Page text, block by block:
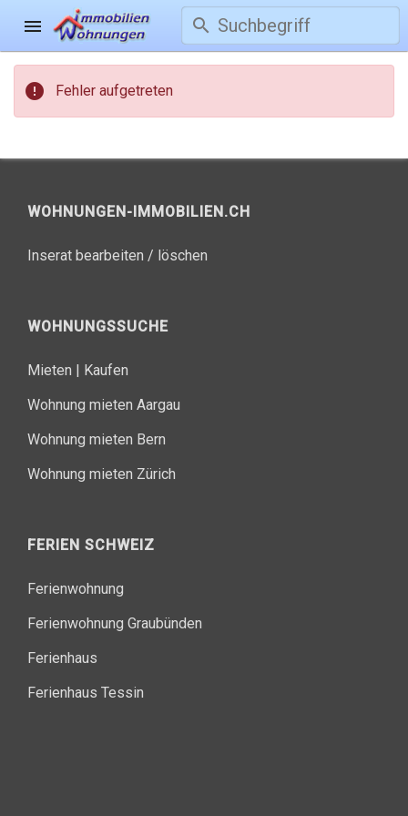
menu search
error Fehler aufgetreten
WOHNUNGEN-IMMOBILIEN.CH
Inserat bearbeiten / löschen
WOHNUNGSSUCHE
Mieten | Kaufen
Wohnung mieten Aargau
Wohnung mieten Bern
Wohnung mieten Zürich
FERIEN SCHWEIZ
Ferienwohnung
Ferienwohnung Graubünden
Ferienhaus
Ferienhaus Tessin